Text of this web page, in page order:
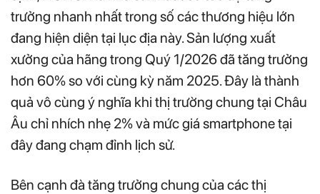
trưởng nhanh nhất trong số các thương hiệu lớn
đang hiện diện tại lục địa này. Sản lượng xuất
xưởng của hãng trong Quý 1/2026 đã tăng trưởng
hơn 60% so với cùng kỳ năm 2025. Đây là thành
quả vô cùng ý nghĩa khi thị trường chung tại Châu
Âu chỉ nhích nhẹ 2% và mức giá smartphone tại
đây đang chạm đỉnh lịch sử.
Bên cạnh đà tăng trưởng chung của các thị